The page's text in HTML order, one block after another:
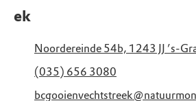
ek
Noordereinde 54b, 1243 JJ ’s-
(035) 656 3080